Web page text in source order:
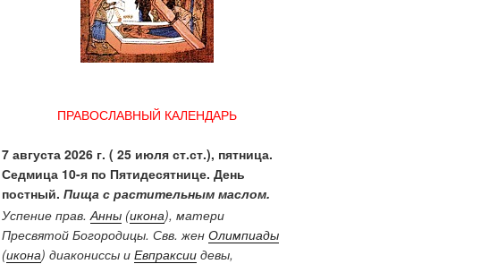
ПРАВОСЛАВНЫЙ КАЛЕНДАРЬ
7 августа 2026 г. ( 25 июля ст.ст.), пятница.
Седмица 10-я по Пятидесятнице. День
постный. Пища с растительным маслом.
Успение прав.Анны(икона), матери
Пресвятой Богородицы. Свв. жен Олимпиады
(икона) диакониссы и Евпраксиидевы,